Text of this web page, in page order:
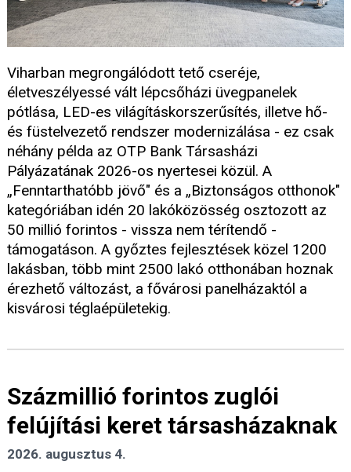
Viharban megrongálódott tető cseréje,
életveszélyessé vált lépcsőházi üvegpanelek
pótlása, LED-es világításkorszerűsítés, illetve hő-
és füstelvezető rendszer modernizálása - ez csak
néhány példa az OTP Bank Társasházi
Pályázatának 2026-os nyertesei közül. A
„Fenntarthatóbb jövő" és a „Biztonságos otthonok"
kategóriában idén 20 lakóközösség osztozott az
50 millió forintos - vissza nem térítendő -
támogatáson. A győztes fejlesztések közel 1200
lakásban, több mint 2500 lakó otthonában hoznak
érezhető változást, a fővárosi panelházaktól a
kisvárosi téglaépületekig.
Százmillió forintos zuglói
felújítási keret társasházaknak
2026. augusztus 4.